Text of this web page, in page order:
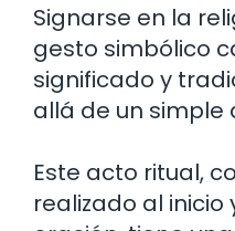
Signarse en la
gesto simbólico
significado y
allá de un simple
Este acto ritual,
realizado al inicio